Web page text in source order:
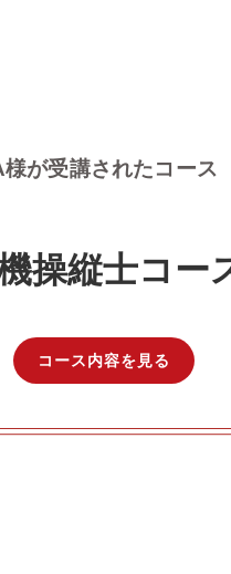
様が受講されたコース
操縦士コー
コース内容を見る